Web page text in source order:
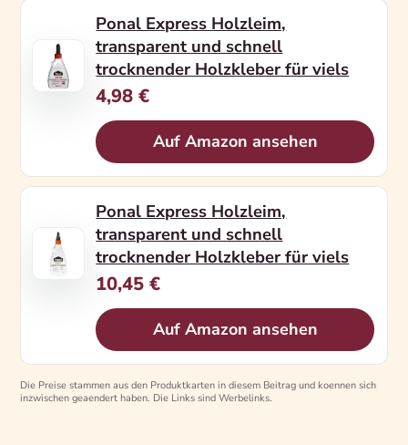
Ponal Express Holzleim,
transparent und schnell
trocknender Holzkleber für viels
4,98 €
Auf Amazon ansehen
Ponal Express Holzleim,
transparent und schnell
trocknender Holzkleber für viels
10,45 €
Auf Amazon ansehen
Die Preise stammen aus den Produktkarten in diesem Beitrag und koennen sich
inzwischen geaendert haben. Die Links sind Werbelinks.